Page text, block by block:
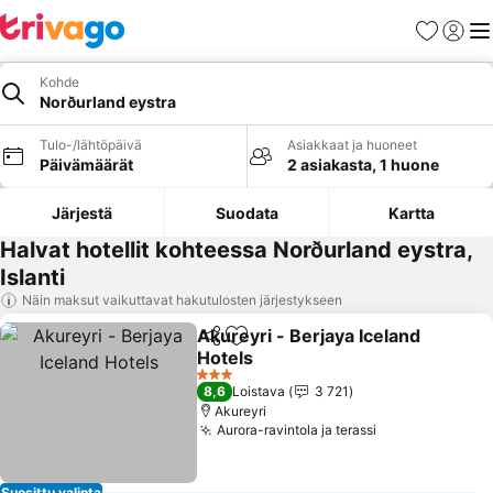
Suosikit
Kohde
Norðurland eystra
Tulo-/lähtöpäivä
Päivämäärät
Asiakkaat ja huoneet
2 asiakasta, 1 huone
Järjestä Suodata Kartta
Halvat hotellit kohteessa Norðurland eystra,
Islanti
Näin maksut vaikuttavat hakutulosten järjestykseen
Jaa Lisää suosikkeihin
Akureyri - Berjaya Iceland
Hotels
Katso hinnat
3 Tähtiluokitus
8,6 Loistava
3 721
Akureyri
Aurora-ravintola ja terassi